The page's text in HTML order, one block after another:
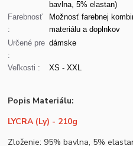
bavlna, 5% elastan)
Farebnosť
:
Možnosť farebnej
materiálu a doplnkov
Určené pre
:
dámske
Veľkosti : XS - XXL
Popis Materiálu:
LYCRA (Ly) - 210g
Zloženie: 95% bavlna, 5%